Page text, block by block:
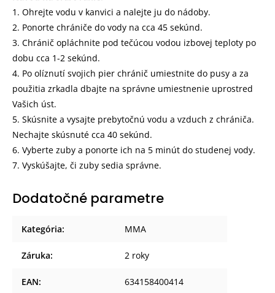
1. Ohrejte vodu v kanvici a nalejte ju do nádoby.
2. Ponorte chrániče do vody na cca 45 sekúnd.
3. Chránič opláchnite pod tečúcou vodou izbovej teploty po
dobu cca 1-2 sekúnd.
4. Po olíznutí svojich pier chránič umiestnite do pusy a za
použitia zrkadla dbajte na správne umiestnenie uprostred
Vašich úst.
5. Skúsnite a vysajte prebytočnú vodu a vzduch z chrániča.
Nechajte skúsnuté cca 40 sekúnd.
6. Vyberte zuby a ponorte ich na 5 minút do studenej vody.
7. Vyskúšajte, či zuby sedia správne.
Dodatočné parametre
Kategória: MMA
Záruka: 2 roky
EAN: 634158400414